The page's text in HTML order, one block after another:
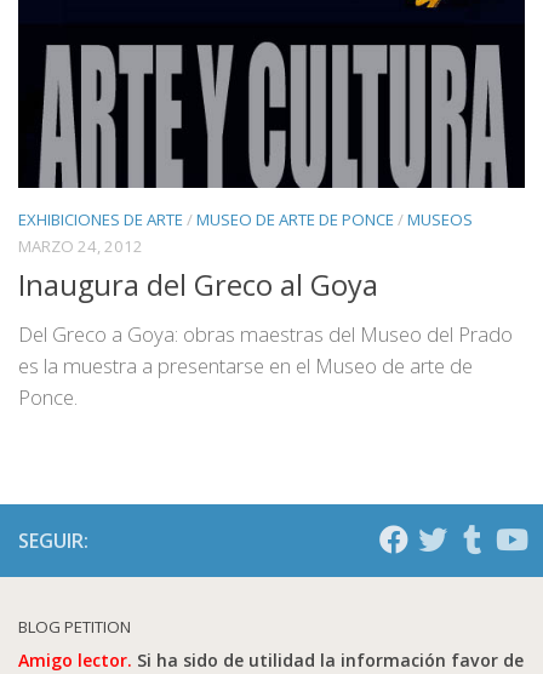
EXHIBICIONES DE ARTE /MUSEO DE ARTE DE PONCE /MUSEOS
MARZO 24, 2012
Inaugura del Greco al Goya
Del Greco a Goya: obras maestras del Museo del Prado
es la muestra a presentarse en el Museo de arte de
Ponce.
SEGUIR:
BLOG PETITION
Amigo lector. Si ha sido de utilidad la información favor de